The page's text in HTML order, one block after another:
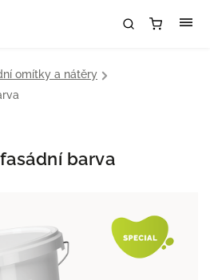
omítky a nátěry /
barva